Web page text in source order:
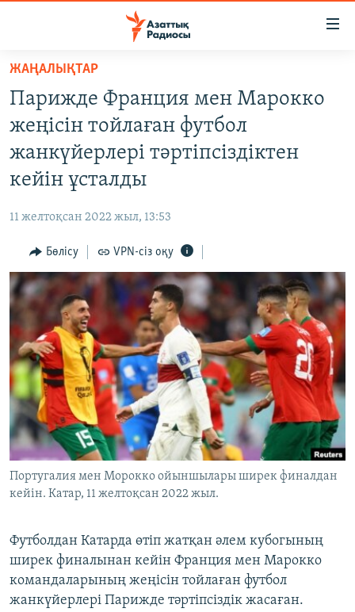
Skip
main
content
to
main
Skip
Search
САЯСАТ
AZATTYQTV
ҚАҢТАР ОҚИҒАСЫ
ӘЛЕУМЕТ
ӘЛЕМ
АРНАЙЫ ЖОБАЛАР
Русский
ЖАЗЫЛЫҢЫЗ
Басқа тілдерде
ЖАҢАЛЫҚТАР
Парижде Франция мен Марокко
жеңісін тойлаған футбол
жанкүйерлері тәртіпсіздіктен
кейін ұсталды
11 желтоқсан 2022 жыл, 13:53
Бөлісу VPN-сіз оқу
Португалия мен Морокко ойыншылары ширек финалдан
кейін. Катар, 11 желтоқсан 2022 жыл.
Футболдан Катарда өтіп жатқан әлем кубогының
ширек финалынан кейін Франция мен Марокко
командаларының жеңісін тойлаған футбол
жанкүйерлері Парижде тәртіпсіздік жасаған.